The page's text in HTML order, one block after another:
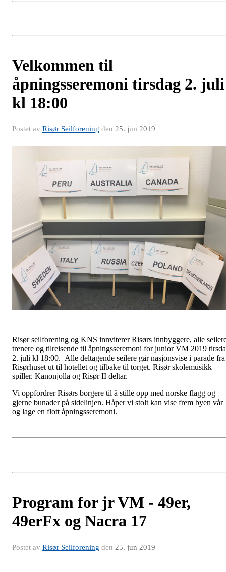
Velkommen til
åpningsseremoni tirsdag 2. juli
kl 18:00
Postet av Risør Seilforening den 25. jun 2019
Risør seilforening og KNS innviterer Risørs innbyggere, alle
trenere og tilreisende til åpningsseremoni for junior VM 2019
2. juli kl 18:00. Alle deltagende seilere går nasjonsvise i parade fra
Risørhuset ut til hotellet og tilbake til torget. Risør skolemusikk
spiller. Kanonjolla og Risør II deltar.
Vi oppfordrer Risørs borgere til å stille opp med norske flagg og
gjerne bunader på sidelinjen. Håper vi stolt kan vise frem byen vår
og lage en flott åpningsseremoni.
Program for jr VM - 49er,
49erFx og Nacra 17
Postet av Risør Seilforening den 25. jun 2019